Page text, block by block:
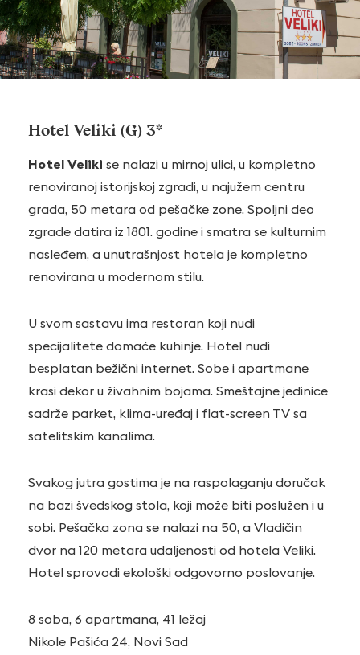
Hotel Veliki (G) 3*
Hotel Veliki se nalazi u mirnoj ulici, u kompletno
renoviranoj istorijskoj zgradi, u najužem centru
grada, 50 metara od pešačke zone. Spoljni deo
zgrade datira iz 1801. godine i smatra se kulturnim
nasleđem, a unutrašnjost hotela je kompletno
renovirana u modernom stilu.
U svom sastavu ima restoran koji nudi
specijalitete domaće kuhinje. Hotel nudi
besplatan bežični internet. Sobe i apartmane
krasi dekor u živahnim bojama. Smeštajne jedinice
sadrže parket, klima-uređaj i flat-screen TV sa
satelitskim kanalima.
Svakog jutra gostima je na raspolaganju doručak
na bazi švedskog stola, koji može biti poslužen i u
sobi. Pešačka zona se nalazi na 50, a Vladičin
dvor na 120 metara udaljenosti od hotela Veliki.
Hotel sprovodi ekološki odgovorno poslovanje.
8 soba, 6 apartmana, 41 ležaj
Nikole Pašića 24, Novi Sad